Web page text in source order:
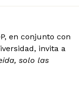
en conjunto con
invita a
solo las